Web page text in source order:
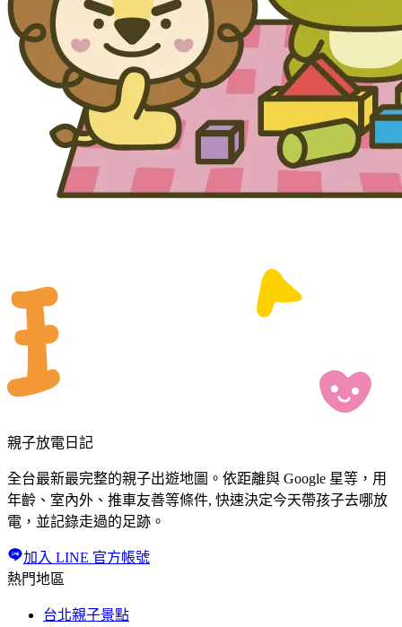
親子放電日記
全台最新最完整的親子出遊地圖。依距離與 Google 星等，用
年齡、室內外、推車友善等條件, 快速決定今天帶孩子去哪放
電，並記錄走過的足跡。
加入 LINE 官方帳號
熱門地區
台北親子景點